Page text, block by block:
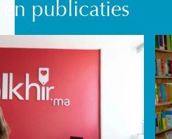
en publicaties